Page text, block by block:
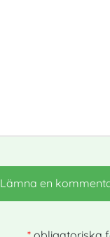
Lämna en